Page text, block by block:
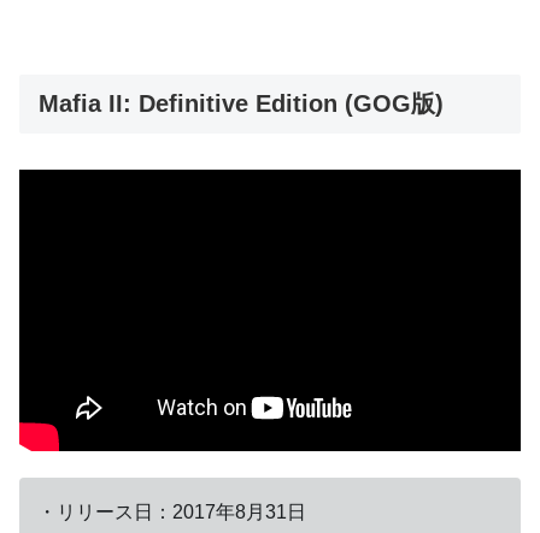
Mafia II: Definitive Edition (GOG版)
・リリース日：2017年8月31日